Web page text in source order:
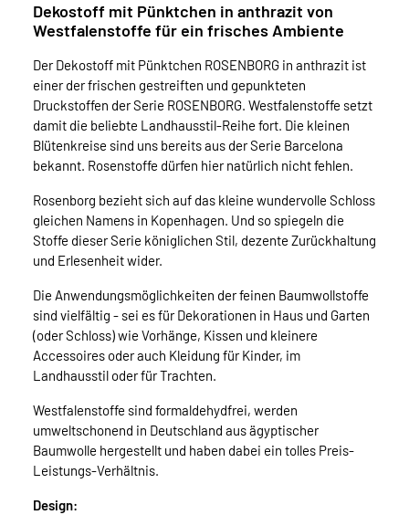
Dekostoff mit Pünktchen in anthrazit von
Westfalenstoffe für ein frisches Ambiente
Der Dekostoff mit Pünktchen ROSENBORG in anthrazit ist
einer der frischen gestreiften und gepunkteten
Druckstoffen der Serie ROSENBORG. Westfalenstoffe setzt
damit die beliebte Landhausstil-Reihe fort. Die kleinen
Blütenkreise sind uns bereits aus der Serie Barcelona
bekannt. Rosenstoffe dürfen hier natürlich nicht fehlen.
Rosenborg bezieht sich auf das kleine wundervolle Schloss
gleichen Namens in Kopenhagen. Und so spiegeln die
Stoffe dieser Serie königlichen Stil, dezente Zurückhaltung
und Erlesenheit wider.
Die Anwendungsmöglichkeiten der feinen Baumwollstoffe
sind vielfältig - sei es für Dekorationen in Haus und Garten
(oder Schloss) wie Vorhänge, Kissen und kleinere
Accessoires oder auch Kleidung für Kinder, im
Landhausstil oder für Trachten.
Westfalenstoffe sind formaldehydfrei, werden
umweltschonend in Deutschland aus ägyptischer
Baumwolle hergestellt und haben dabei ein tolles Preis-
Leistungs-Verhältnis.
Design: